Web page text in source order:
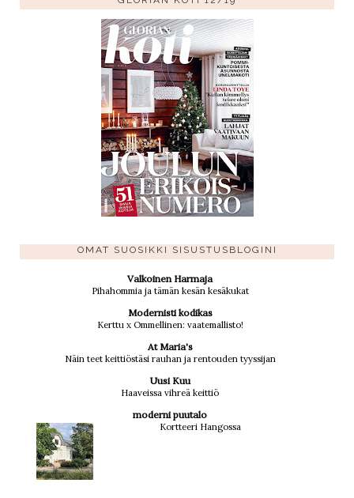
OMAT SUOSIKKI SISUSTUSBLOGINI
Valkoinen Harmaja
Pihahommia ja tämän kesän kesäkukat
Modernisti kodikas
Kerttu x Ommellinen: vaatemallisto!
At Maria's
Näin teet keittiöstäsi rauhan ja rentouden tyyssijan
Uusi Kuu
Haaveissa vihreä keittiö
moderni puutalo
Kortteeri Hangossa